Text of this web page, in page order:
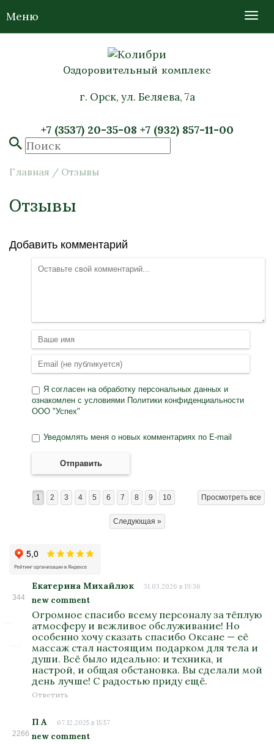
Оздоровительный комплекс
г. Орск, ул. Беляева, 7а
+7 (3537) 20-35-08 +7 (932) 857-11-00
Меню
Главная / Отзывы
Отзывы
Добавить комментарий
Я согласен наобработку персональных данных и
ознакомлен с условиями Политики конфиденциальности
ООО "Успех"
Уведомлять меня о новых комментариях по E-mail
Отправить
Просмотреть все
1 2 3 4 5 6 7 8 9 10
Следующая »
344
Екатерина Михайлюк 31.03.2026 в 19:36
new comment
Огромное спасибо всему персоналу за тёплую
атмосферу и вежливое обслуживание! Но
особенно хочу сказать спасибо Оксане — её
массаж стал настоящим подарком для тела и
души. Всё было идеально: и техника, и
настрой, и общая обстановка. Вы сделали мой
день лучше! С радостью приду ещё.
Ответить
2266
П А 07.12.2025 в 15:57
new comment